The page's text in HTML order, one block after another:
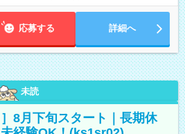
応募する 詳細へ
未読
8月下旬スタート｜長期休